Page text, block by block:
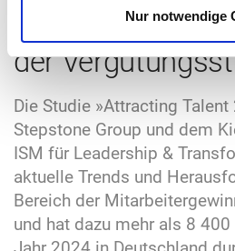
Nur notwendige
verschiedener
der
Die Studie »Attracting Talent
Stepstone Group und dem
ISM für Leadership &
aktuelle Trends und
Bereich der
und hat dazu mehr als 8